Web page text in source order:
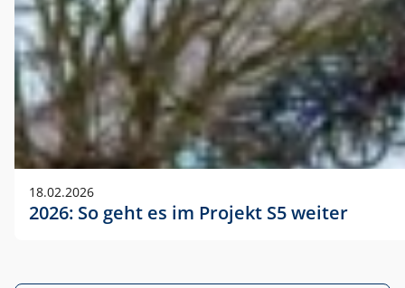
18.02.2026
2026: So geht es im Projekt S5 weiter